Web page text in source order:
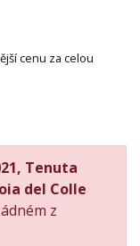
cenu za celou
Tenuta
del Colle
z